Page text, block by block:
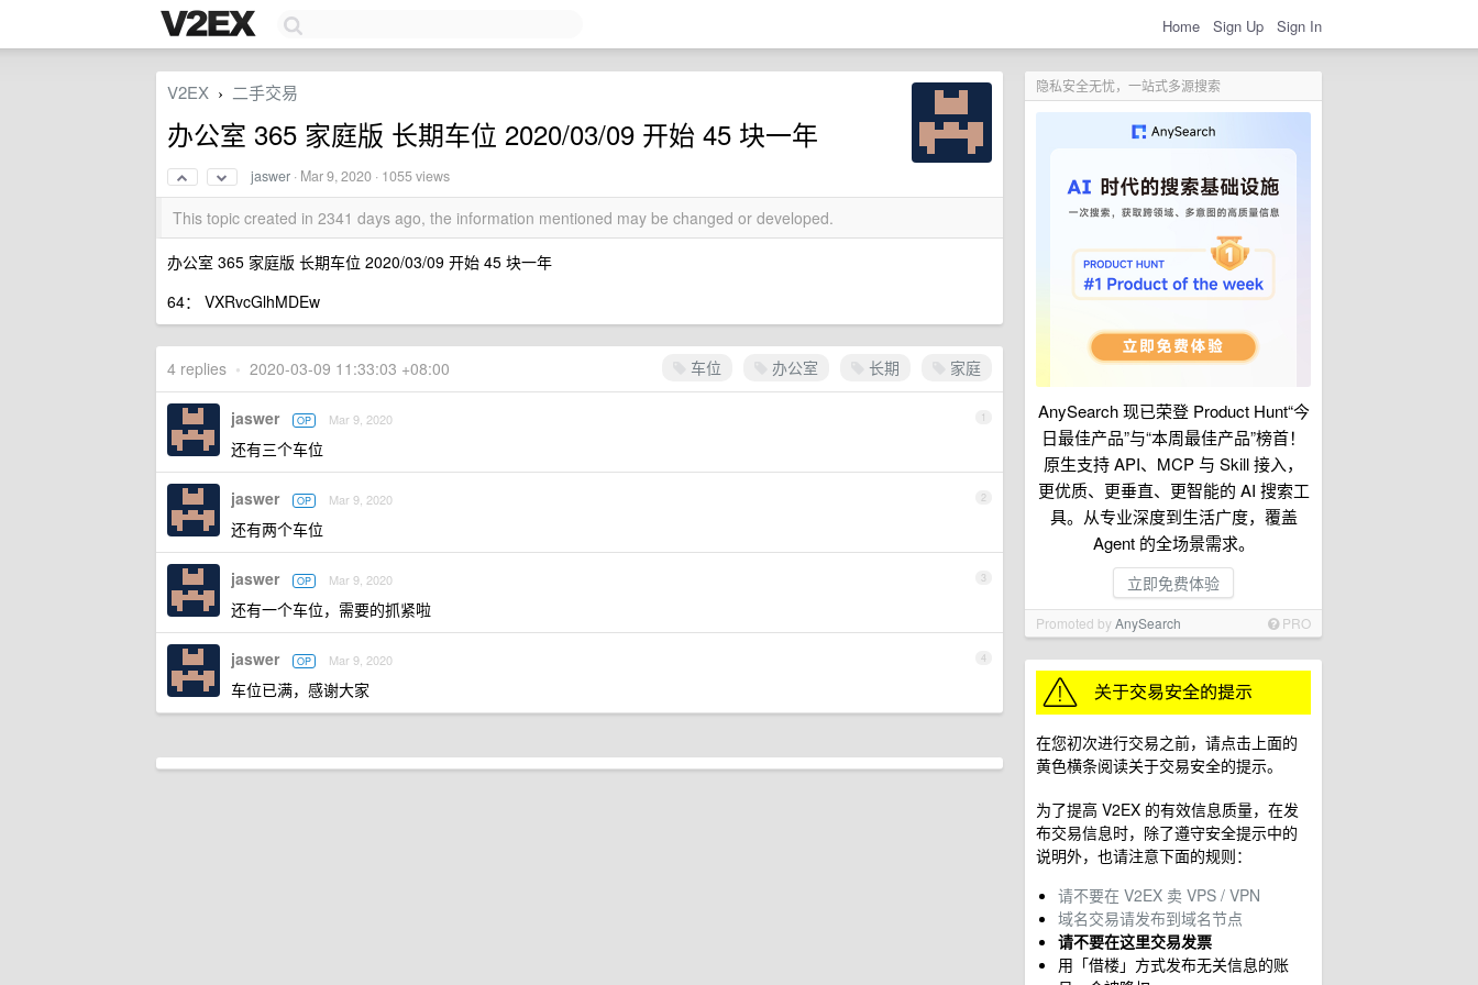
Home Sign Up Sign In
隐私安全无忧，一站式多源搜索
AnySearch 现已荣登 Product Hunt“今
日最佳产品”与“本周最佳产品”榜首！
原生支持 API、MCP 与 Skill 接入，
更优质、更垂直、更智能的 AI 搜索工
具。从专业深度到生活广度，覆盖
Agent 的全场景需求。
立即免费体验
Promoted byAnySearch PRO
在您初次进行交易之前，请点击上面的
黄色横条阅读关于交易安全的提示。
为了提高 V2EX 的有效信息质量，在发
布交易信息时，除了遵守安全提示中的
说明外，也请注意下面的规则：
请不要在 V2EX 卖 VPS / VPN
域名交易请发布到域名节点
请不要在这里交易发票
用「借楼」方式发布无关信息的账
V2EX › 二手交易
办公室 365 家庭版 长期车位 2020/03/09 开始 45 块一年
jaswer · Mar 9, 2020 · 1055 views
This topic created in 2341 days ago, the information mentioned may be changed or developed.
办公室 365 家庭版 长期车位 2020/03/09 开始 45 块一年
64： VXRvcGlhMDEw
车位 办公室 长期 家庭
4 replies • 2020-03-09 11:33:03 +08:00
1
jaswer OP Mar 9, 2020
还有三个车位
2
jaswer OP Mar 9, 2020
还有两个车位
3
jaswer OP Mar 9, 2020
还有一个车位，需要的抓紧啦
4
jaswer OP Mar 9, 2020
车位已满，感谢大家